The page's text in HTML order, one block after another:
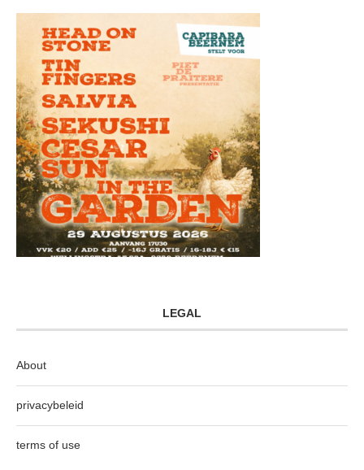
LEGAL
About
privacybeleid
terms of use